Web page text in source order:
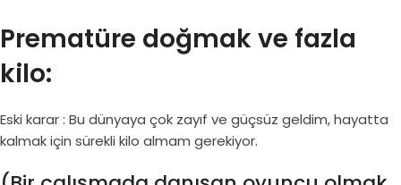
Prematüre doğmak ve fazla
kilo:
Eski karar : Bu dünyaya çok zayıf ve güçsüz geldim, hayatta
kalmak için sürekli kilo almam gerekiyor.